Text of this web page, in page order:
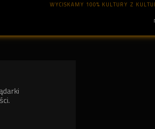
WYCISKAMY 100% KULTURY Z